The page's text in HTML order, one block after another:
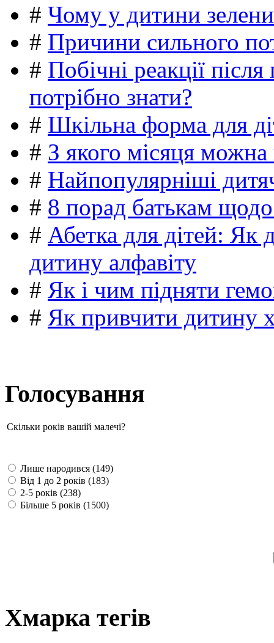
# Чому у дитини
# Причини сильного
# Побічні реакції
потрібно знати?
# Шкільна форма для
# З якого місяця можна
# Найпопулярніші
# 8 порад батькам
# Абетка для дітей: Як
дитину алфавіту
# Як і чим підняти
# Як привчити дитину
Голосування
Скільки років вашій малечі?
Лише народився (149)
Від 1 до 2 років (183)
2-5 років (238)
Більше 5 років (1500)
Хмарка тегів